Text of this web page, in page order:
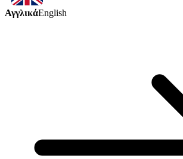
ΑγγλικάEnglish